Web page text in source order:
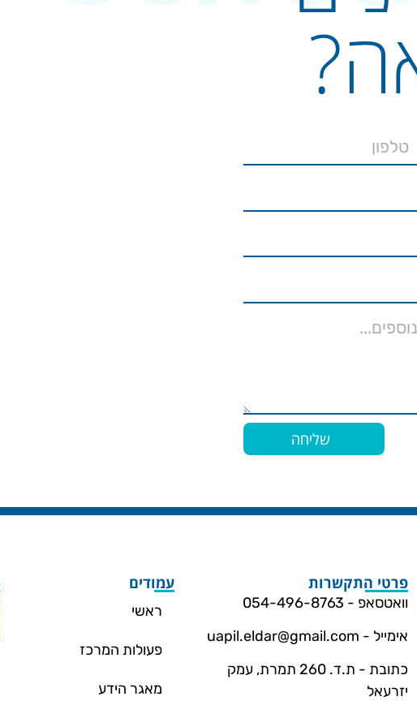
שליחה
פרטי התקשרות
וואטסאפ - 054-496-8763
אימייל - uapil.eldar@gmail.com
כתובת - ת.ד. 260 תמרת, עמק
יזרעאל
עמודים
ראשי
פעולות המרכז
מאגר הידע